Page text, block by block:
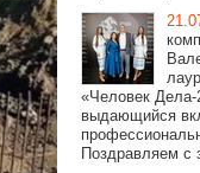
«Человек
выдающийся
Поздравляем с